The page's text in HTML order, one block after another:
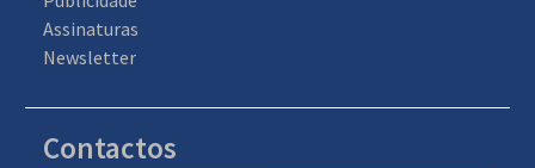
Assinaturas
Newsletter
Contactos